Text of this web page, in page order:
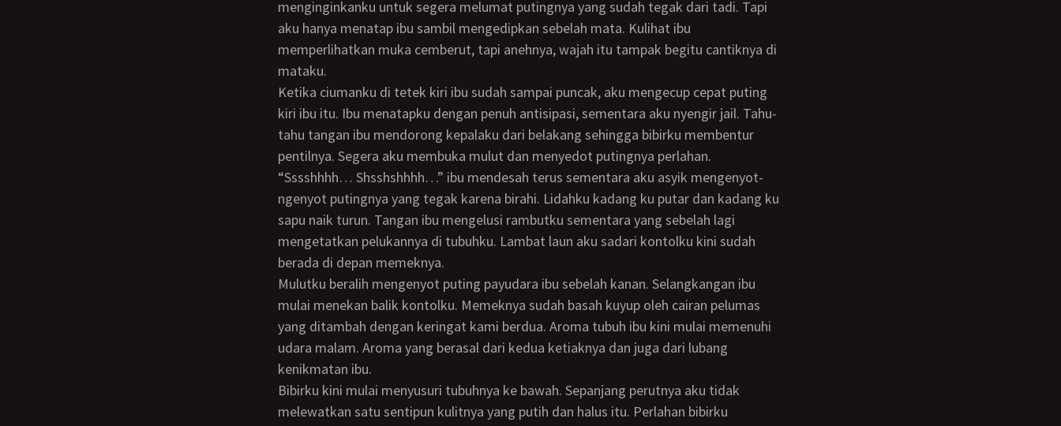
menginginkanku untuk segera melumat putingnya yang sudah tegak dari tadi. Tapi
aku hanya menatap ibu sambil mengedipkan sebelah mata. Kulihat ibu
memperlihatkan muka cemberut, tapi anehnya, wajah itu tampak begitu cantiknya di
mataku.
Ketika ciumanku di tetek kiri ibu sudah sampai puncak, aku mengecup cepat puting
kiri ibu itu. Ibu menatapku dengan penuh antisipasi, sementara aku nyengir jail. Tahu-
tahu tangan ibu mendorong kepalaku dari belakang sehingga bibirku membentur
pentilnya. Segera aku membuka mulut dan menyedot putingnya perlahan.
“sssshhhh… Shsshshhhh…” ibu mendesah terus sementara aku asyik mengenyot-
ngenyot putingnya yang tegak karena birahi. Lidahku kadang ku putar dan kadang ku
sapu naik turun. Tangan ibu mengelusi rambutku sementara yang sebelah lagi
mengetatkan pelukannya di tubuhku. Lambat laun aku sadari kontolku kini sudah
berada di depan memeknya.
Mulutku beralih mengenyot puting payudara ibu sebelah kanan. Selangkangan ibu
mulai menekan balik kontolku. Memeknya sudah basah kuyup oleh cairan pelumas
yang ditambah dengan keringat kami berdua. Aroma tubuh ibu kini mulai memenuhi
udara malam. Aroma yang berasal dari kedua ketiaknya dan juga dari lubang
kenikmatan ibu.
Bibirku kini mulai menyusuri tubuhnya ke bawah. Sepanjang perutnya aku tidak
melewatkan satu sentipun kulitnya yang putih dan halus itu. Perlahan bibirku